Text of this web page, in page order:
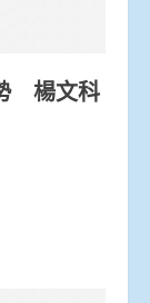
楊文科